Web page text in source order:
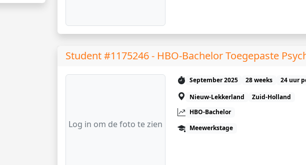
Student #1175246 - HBO-Bachelor Toegepaste
Log in om de foto te zien
September 2025 28 weeks
24 uur
Nieuw-Lekkerland
Zuid-Holland
HBO-Bachelor
Meewerkstage